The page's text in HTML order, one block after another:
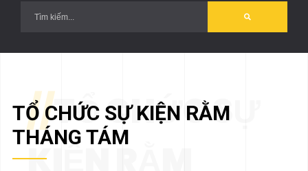
//TỔ CHỨC SỰ
KIỆN RẰM
TỔ CHỨC SỰ KIỆN RẰM
THÁNG TÁM